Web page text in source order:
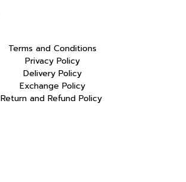
Terms and Conditions
Privacy Policy
Delivery Policy
Exchange Policy
Return and Refund Policy